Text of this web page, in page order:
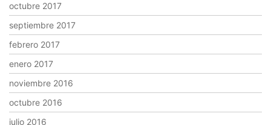
octubre 2017
septiembre 2017
febrero 2017
enero 2017
noviembre 2016
octubre 2016
julio 2016